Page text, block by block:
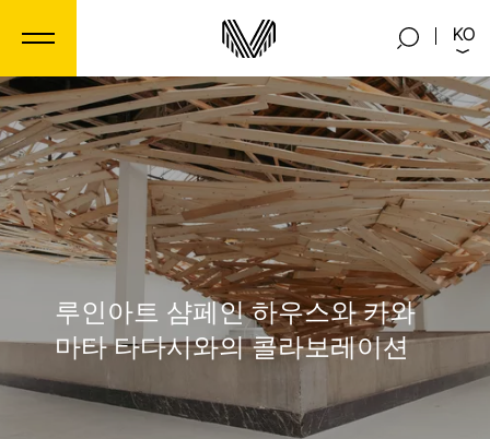
KO
루인아트 샴페인 하우스와 카와
마타 타다시와의 콜라보레이션